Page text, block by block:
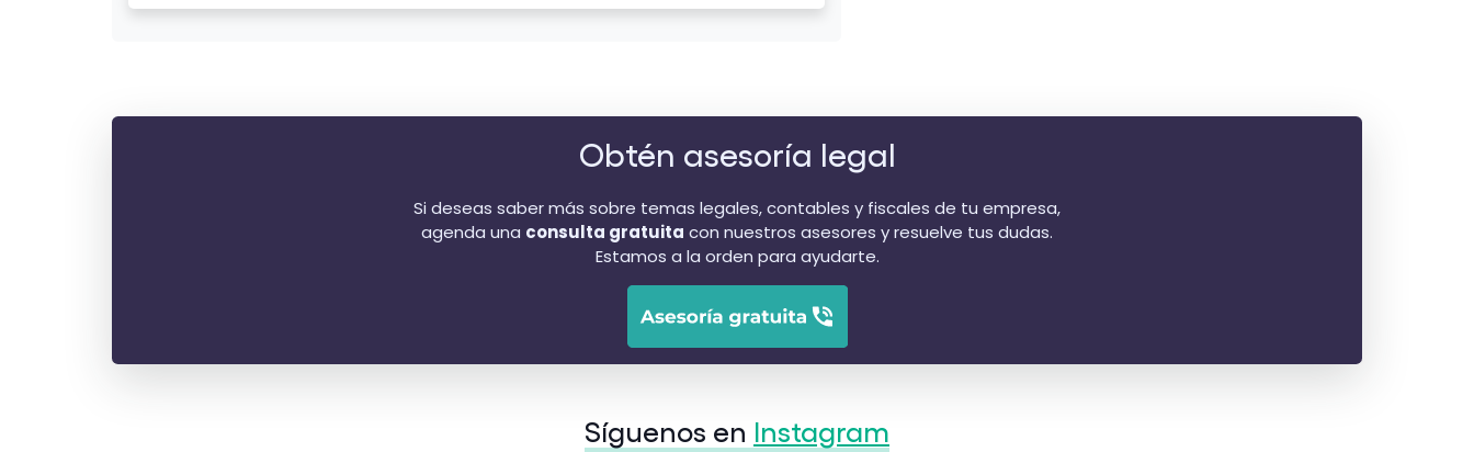
Obtén asesoría legal
Si deseas saber más sobre temas legales, contables y fiscales de tu empresa,
agenda una consulta gratuita con nuestros asesores y resuelve tus dudas.
Estamos a la orden para ayudarte.
Síguenos en Instagram